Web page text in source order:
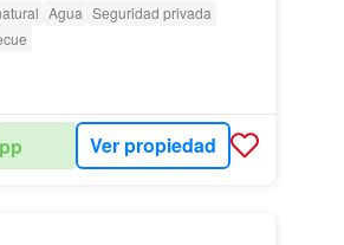
Agua Seguridad privada
Ver propiedad